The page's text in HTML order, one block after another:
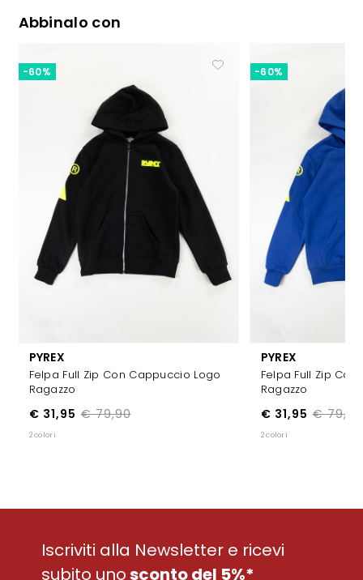
Abbinalo con
PYREX
Felpa Full Zip Con Cappuccio Logo
Ragazzo
€ 79,90
€ 31,95
-60%
2 colori
PYREX
Felpa Full Zip
Ragazzo
€ 79,90
€ 31,95
-60%
2 colori
Iscriviti alla Newsletter e ricevi
subito unosconto del 5%*